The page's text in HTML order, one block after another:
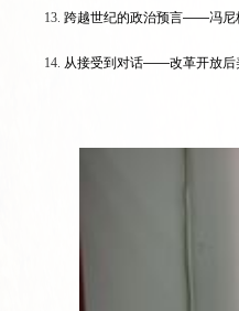
13. 跨越世纪的政治预言——冯尼
14. 从接受到对话——改革开放后